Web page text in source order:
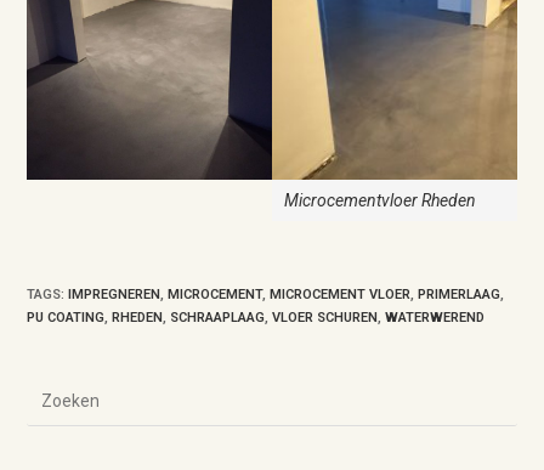
Microcementvloer Rheden
TAGS: IMPREGNEREN, MICROCEMENT, MICROCEMENT VLOER, PRIMERLAAG,
PU COATING, RHEDEN, SCHRAAPLAAG, VLOER SCHUREN, WATERWEREND